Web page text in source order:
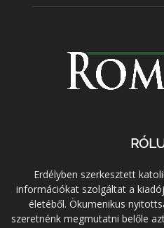
Erdélyben szerkesztett
információkat szolgáltat a
életéből. Ökumenikus
szeretnénk megmutatni belőle